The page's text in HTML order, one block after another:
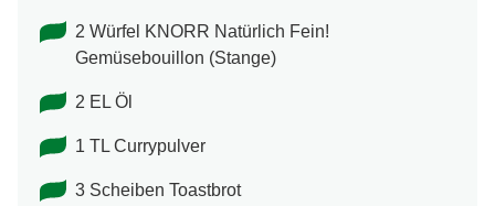
2 Würfel KNORR Natürlich Fein!
Gemüsebouillon (Stange)
2 EL Öl
1 TL Currypulver
3 Scheiben Toastbrot